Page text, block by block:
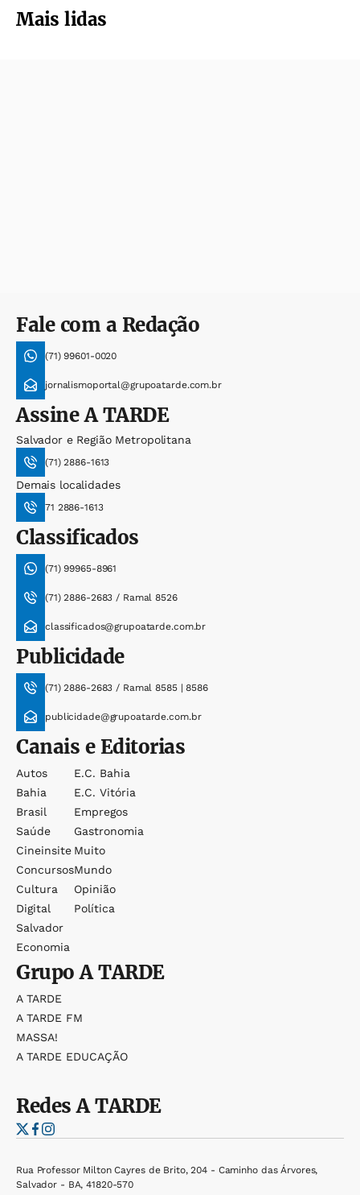
Mais lidas
Fale com a Redação
(71) 99601-0020
jornalismoportal@grupoatarde.com.br
AssineA TARDE
Salvador e Região Metropolitana
(71) 2886-1613
Demais localidades
71 2886-1613
Classificados
(71) 99965-8961
(71) 2886-2683 / Ramal 8526
classificados@grupoatarde.com.br
Publicidade
(71) 2886-2683 / Ramal 8585 | 8586
publicidade@grupoatarde.com.br
Canais e Editorias
Autos
Bahia
Brasil
Saúde
Cineinsite
Concursos
Cultura
Digital
Salvador
Economia
E.c. Bahia
E.c. Vitória
Empregos
Gastronomia
Muito
Mundo
Opinião
Política
GrupoA TARDE
A TARDE
A TARDE FM
MASSA!
A TARDE EDUCAÇÃO
RedesA TARDE
Rua Professor Milton Cayres de Brito, 204 - Caminho das Árvores,
Salvador - BA, 41820-570